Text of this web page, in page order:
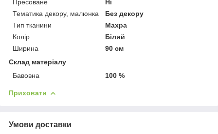
Пресоване
Ні
Тематика декору, малюнка
Без декору
Тип тканини
Махра
Колір
Білий
Ширина
90 см
Склад матеріалу
Бавовна
100 %
Приховати
Умови доставки